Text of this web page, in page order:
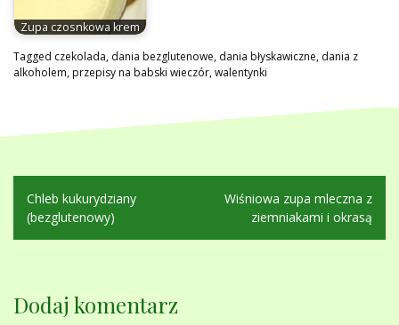
Zupa czosnkowa krem
Tagged czekolada, dania bezglutenowe, dania błyskawiczne, dania z
alkoholem,przepisy na babski wieczór,walentynki
Nawigacja
wpisu
Chleb kukurydziany
(bezglutenowy)
Wiśniowa zupa mleczna z
ziemniakami i okrasą
Dodaj komentarz